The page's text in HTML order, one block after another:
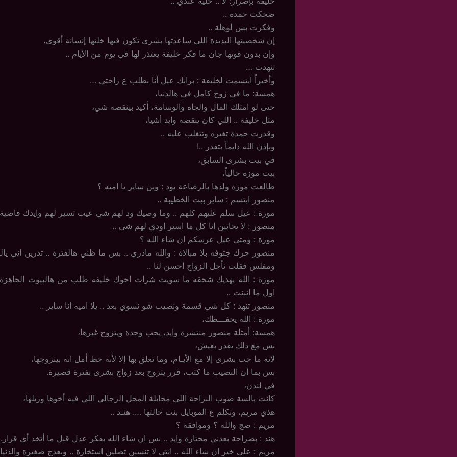
ضحكت حمدة ..
وفكرت بس لوهلة ..
إن شخصيتها اليديدة اللي ساعدتها بشرى تكون فيها خلتها إنسانة أقوى،
وإن بدون قوتها جان ما فكر خليفة يعتذر لها في يوم من الأيام ..
تنهدت …
وأخيراً ابتسمت لخليفة : برايك عيل أنا بطلب ع راحتي …
همسة: ما في زوج كامل في هالدنيا،
حتى لو امتلك المال والجاه والوسامة، أكيد بينقصه شي،
مثل خليفة .. اللي كان ينقصه وايد أشيا،
وقدرت حمدة تغيره وتتغلب عليه ..
وبإذن الله دايماً بتقدر ..!
في بيت بشرى السابق،
بيت موزة حالياً،
طالعت موزة ولدها بالرضاعة بود : وين ساير يا اميه ؟
منصور ابتسم : ساير بيت الخطيبة ..
موزة : عيل سلم عليهم كلهم .. وما وصيك ود لهم شي عيب تسير لهم وايدك
منصور : لا تحاتين انا كل ما اسير اودي لهم شي ..
موزة : ومتى عيل عرسكم ان شاء الله ؟
منصور حرك جتوفه بلا مبالاة : والله مادري .. بس ما ظني هالفترة .. تدرين اني
ومفلس فقلت نأجل الزواج أحسن لنا ..
موزة : الله يهديك شحقه ما سويت شرات اخوك خليفة طلب من هالبيوت
اول ما انبنت ..
منصور تنهد : كل شي قسمة ونصيب شو نسوي بعد .. يلا اميه انا ساير ..
موزة : الله يحفـــظك،
همسة: أمثلة منصور منتشرة وايد، يحب وحدة ويتزوج غيرها،
بس مع ذلك يقدر يعيش،
لانه ما حب بشرى إلا مع الأيـام، وما تعلق بها إلا لأنه حط أمل انه بيتزوجها،
بس بما أن النصيب ما كتب، قرر يتزوج بعد زواج بشرى بفترة قصيرة.
في لندن،
كانت يالسة صوب البراحة اللي مجابلة المحل الرجالي اللي فيه أخوها وريلها،
هذي مريم، وتكلم ع الموبايل بنت خالتها …. هنـد ..
مريم : صج والله ؟ وموافقة ؟
هند : بصراحة بعدني محتارة وايد .. بس ان شاء الله بفكر عدل قبل ما أتخذ أي
مريم : على خير ان شاء الله .. انتي لا تنسين تصلين استخارة .. وبعدج صغيرة